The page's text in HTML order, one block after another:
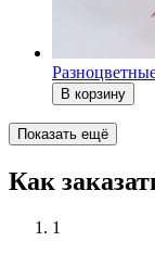
В корзину
Показать ещё
Как
1